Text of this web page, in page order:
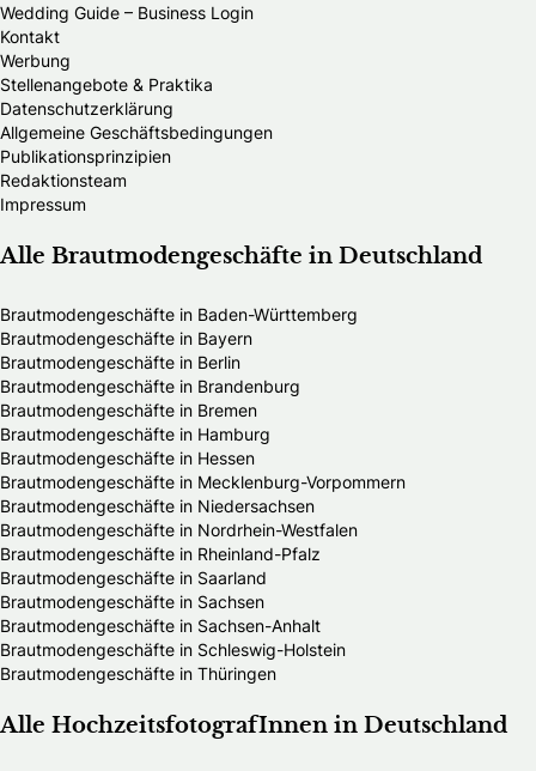
Wedding Guide – Business Login
Kontakt
Werbung
Stellenangebote & Praktika
Datenschutzerklärung
Allgemeine Geschäftsbedingungen
Publikationsprinzipien
Redaktionsteam
Impressum
Alle Brautmodengeschäfte in Deutschland
Brautmodengeschäfte in Baden-Württemberg
Brautmodengeschäfte in Bayern
Brautmodengeschäfte in Berlin
Brautmodengeschäfte in Brandenburg
Brautmodengeschäfte in Bremen
Brautmodengeschäfte in Hamburg
Brautmodengeschäfte in Hessen
Brautmodengeschäfte in Mecklenburg-Vorpommern
Brautmodengeschäfte in Niedersachsen
Brautmodengeschäfte in Nordrhein-Westfalen
Brautmodengeschäfte in Rheinland-Pfalz
Brautmodengeschäfte in Saarland
Brautmodengeschäfte in Sachsen
Brautmodengeschäfte in Sachsen-Anhalt
Brautmodengeschäfte in Schleswig-Holstein
Brautmodengeschäfte in Thüringen
Alle HochzeitsfotografInnen in Deutschland